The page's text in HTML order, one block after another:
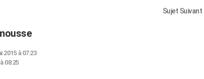
Sujet Suivant
2015 à 07:23
08:25